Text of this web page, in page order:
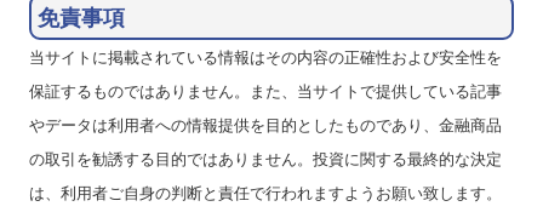
免責事項
当サイトに掲載されている情報はその内容の正確性および安全性を
保証するものではありません。また、当サイトで提供している記事
やデータは利用者への情報提供を目的としたものであり、金融商品
の取引を勧誘する目的ではありません。投資に関する最終的な決定
は、利用者ご自身の判断と責任で行われますようお願い致します。